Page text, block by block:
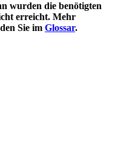
wurden die benötigten
erreicht. Mehr
Sie im Glossar.